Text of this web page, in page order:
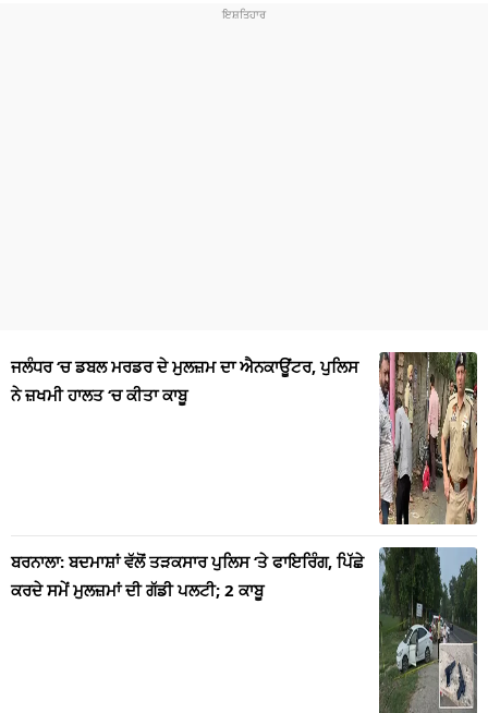
ਜਲੰਧਰ ‘ਚ ਡਬਲ ਮਰਡਰ ਦੇ ਮੁਲਜ਼ਮ ਦਾ ਐਨਕਾਊਂਟਰ, ਪੁਲਿਸ
ਨੇ ਜ਼ਖਮੀ ਹਾਲਤ ‘ਚ ਕੀਤਾ ਕਾਬੂ
ਬਰਨਾਲਾ: ਬਦਮਾਸ਼ਾਂ ਵੱਲੋਂ ਤੜਕਸਾਰ ਪੁਲਿਸ ‘ਤੇ ਫਾਇਰਿੰਗ, ਪਿੱਛੇ
ਕਰਦੇ ਸਮੇਂ ਮੁਲਜ਼ਮਾਂ ਦੀ ਗੱਡੀ ਪਲਟੀ; 2 ਕਾਬੂ